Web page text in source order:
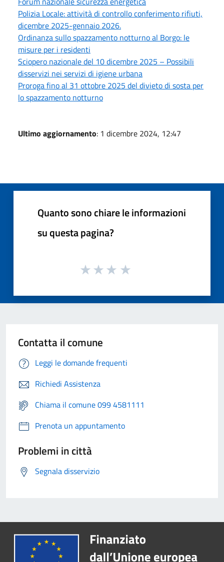
Polizia Locale: attività di controllo conferimento rifiuti,
dicembre 2025-gennaio 2026.
Ordinanza sullo spazzamento notturno al Borgo: le
misure per i residenti
Sciopero nazionale del 10 dicembre 2025 – Possibili
disservizi nei servizi di igiene urbana
Proroga fino al 31 ottobre 2025 del divieto di sosta per
lo spazzamento notturno
Ultimo aggiornamento: 1 dicembre 2024, 12:47
Quanto sono chiare le informazioni
su questa pagina?
Contatta il comune
Leggi le domande frequenti
Richiedi Assistenza
Chiama il comune 099 4581111
Prenota un appuntamento
Problemi in città
Segnala disservizio